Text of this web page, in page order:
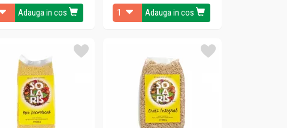
Adauga in cos Adauga in cos